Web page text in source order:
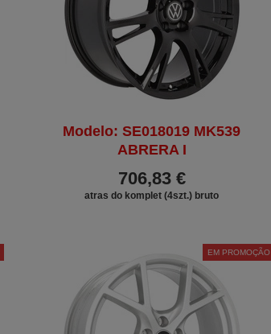
Modelo: SE018019 MK539
ABRERA I
706,83 €
atras do komplet (4szt.) bruto
EM PROMOÇÃO